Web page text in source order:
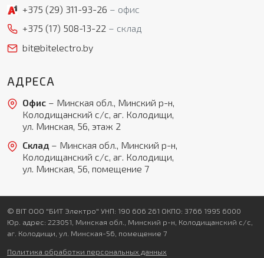
+375 (29) 311-93-26
офис
+375 (17) 508-13-22
склад
bit@bitelectro.by
АДРЕСА
Офис– Минская обл., Минский р-н,
Колодищанский с/с, аг. Колодищи,
ул. Минская, 56, этаж 2
Склад– Минская обл., Минский р-н,
Колодищанский с/с, аг. Колодищи,
ул. Минская, 56, помещение 7
© BIT ООО "БИТ Электро" УНП: 190 606 261 ОКПО: 3766 1995 6000
Юр. адрес: 223051, Минская обл., Минский р-н, Колодищанский с/с,
аг. Колодищи, ул. Минская-56, помещение 7
Политика обработки персональных данных